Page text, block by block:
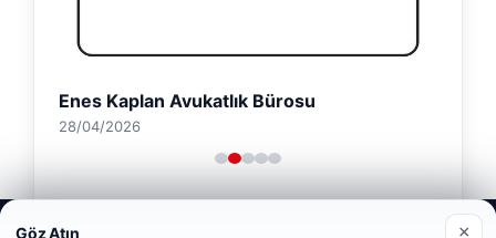
Enes Kaplan Avukatlık Bürosu
28/04/2026
Web sitemizi nasıl kullandığınızı daha iyi anlayabilmek,
Göz Atın ×